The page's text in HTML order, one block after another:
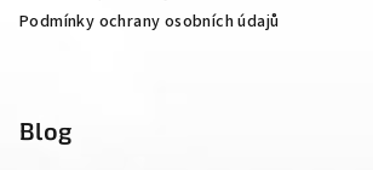
Podmínky ochrany osobních údajů
Blog